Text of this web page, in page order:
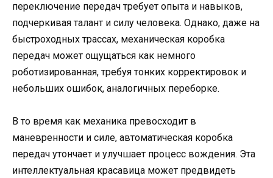
переключение передач требует опыта и навыков,
подчеркивая талант и силу человека. Однако, даже на
быстроходных трассах, механическая коробка
передач может ощущаться как немного
роботизированная, требуя тонких корректировок и
небольших ошибок, аналогичных переборке.
В то время как механика превосходит в
маневренности и силе, автоматическая коробка
передач утончает и улучшает процесс вождения. Эта
интеллектуальная красавица может предвидеть